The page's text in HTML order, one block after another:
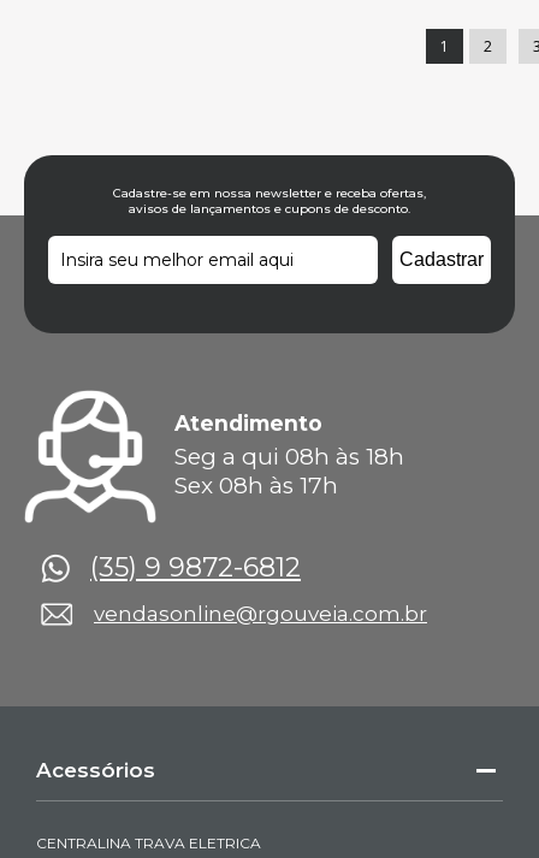
1 2
Cadastre-se em nossa newsletter e receba ofertas,
avisos de lançamentos e cupons de desconto.
Atendimento
Seg a qui 08h às 18h
Sex 08h às 17h
(35) 9 9872-6812
vendasonline@rgouveia.com.br
Acessórios
CENTRALINA TRAVA ELETRICA